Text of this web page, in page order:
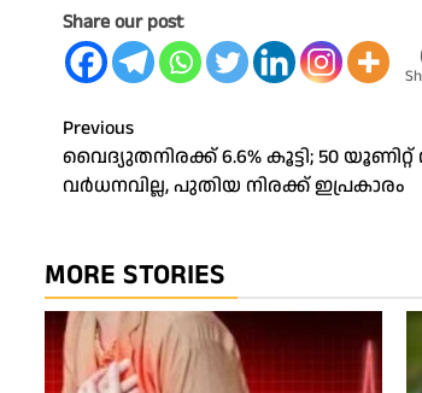
Share our post
Post
navigation
Previous
വൈദ്യുതനിരക്ക് 6.6% കൂട്ടി; 50
വര്‍ധനവില്ല, പുതിയ നിരക്ക് ഇപ്രകാരം
MORE STORIES